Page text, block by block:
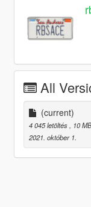
All
(current)
4 045 letöltés
, 10 MB
2021. október 1.